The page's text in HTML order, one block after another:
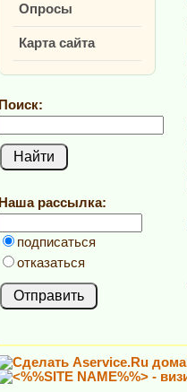
Опросы
Карта сайта
Поиск:
Наша рассылка:
подписаться
отказаться